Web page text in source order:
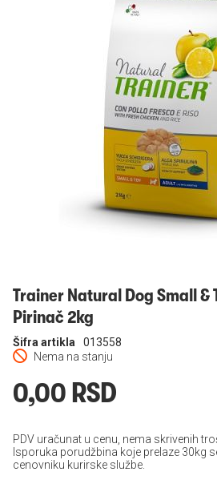
Trainer Natural Dog Small &
Pirinač 2kg
Nema na stanju
Šifra artikla 013558
0,00 RSD
PDV uračunat u cenu, nema skrivenih
Isporuka porudžbina koje prelaze 30kg
cenovniku kurirske službe.